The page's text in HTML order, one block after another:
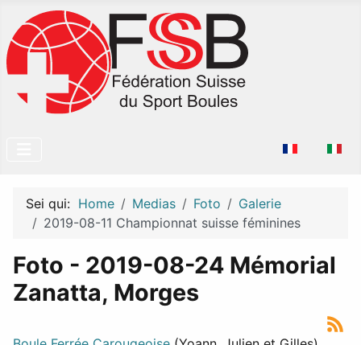
Seleziona la
Sei qui: Home Medias Foto
Galerie
2019-08-11 Championnat suisse féminines
Foto - 2019-08-24 Mémorial
Zanatta, Morges